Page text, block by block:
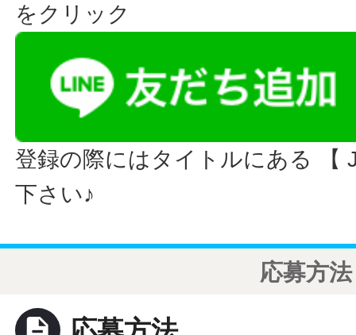
をクリック
登録の際にはタイトルにある 【
下さい♪
応募方法